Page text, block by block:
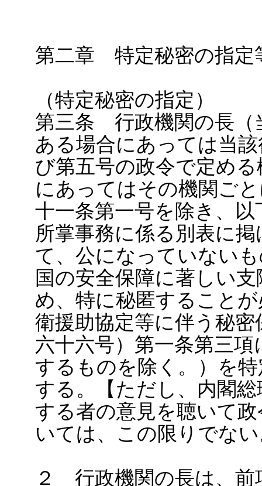
第二章 特定秘密の指定
（特定秘密の指定）
第三条 行政機関の長（
ある場合にあっては当
び第五号の政令で定め
にあってはその機関ご
十一条第一号を除き、
所掌事務に係る別表に
て、公になっていない
国の安全保障に著しい
め、特に秘匿すること
衛援助協定等に伴う秘
六十六号）第一条第三
するものを除く。）を
する。【ただし、内閣
する者の意見を聴いて
いては、この限りでな
２ 行政機関の長は、前